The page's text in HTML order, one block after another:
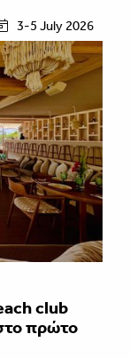
3-5 July 2026
club
πρώτο